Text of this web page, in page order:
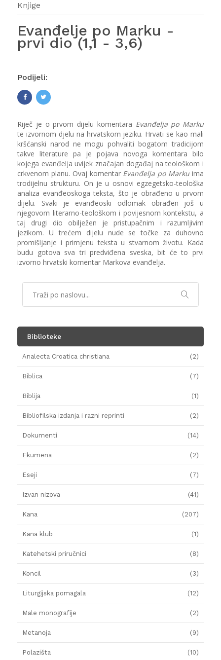
Knjige
Evanđelje po Marku -
prvi dio (1,1 - 3,6)
Podijeli:
Riječ je o prvom dijelu komentara Evanđelja po Marku
te izvornom djelu na hrvatskom jeziku. Hrvati se kao mali
kršćanski narod ne mogu pohvaliti bogatom tradicijom
takve literature pa je pojava novoga komentara bilo
kojega evanđelja uvijek značajan događaj na teološkom i
crkvenom planu. Ovaj komentar Evanđelja po Marku ima
trodijelnu strukturu. On je u osnovi egzegetsko-teološka
analiza evanđeoskoga teksta, što je obrađeno u prvom
dijelu. Svaki je evanđeoski odlomak obrađen još u
njegovom literarno-teološkom i povijesnom kontekstu, a
taj drugi dio obilježen je pristupačnim i razumljivim
jezikom. U trećem dijelu nude se točke za duhovno
promišljanje i primjenu teksta u stvarnom životu. Kada
budu gotova sva tri predviđena sveska, bit će to prvi
izvorno hrvatski komentar Markova evanđelja.
Biblioteke
Analecta Croatica christiana (2)
Biblica (7)
Biblija (1)
Bibliofilska izdanja i razni reprinti (2)
Dokumenti (14)
Ekumena (2)
Eseji (7)
Izvan nizova (41)
Kana (207)
Kana klub (1)
Katehetski priručnici (8)
Koncil (3)
Liturgijska pomagala (12)
Male monografije (2)
Metanoja (9)
Polazišta (10)